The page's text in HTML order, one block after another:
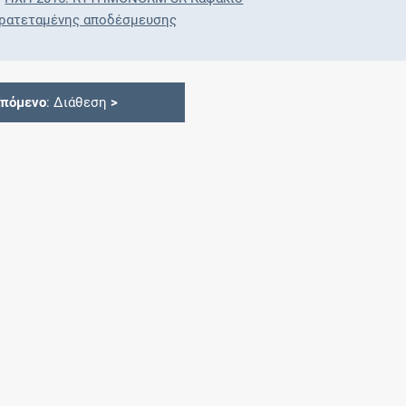
αποδέσμευσης
: Διάθεση >